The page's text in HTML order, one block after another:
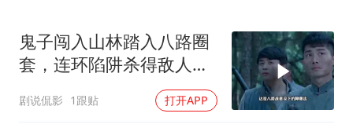
汕头市政府被约谈
董路致歉：泰国10岁黑人父母是伪造的
13岁少年白天写作业晚上夜市炒粉
鬼子闯入山林踏入八路圈
套，连环陷阱杀得敌人落
剧说侃影 1跟贴 打开APP